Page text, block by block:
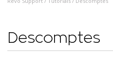
Descomptes